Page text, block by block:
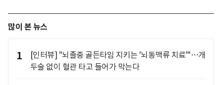
많이 본 뉴스
1
[인터뷰] "뇌졸중 골든타임 지키는 '뇌동맥류 치료'"…개
두술 없이 혈관 타고 들어가 막는다